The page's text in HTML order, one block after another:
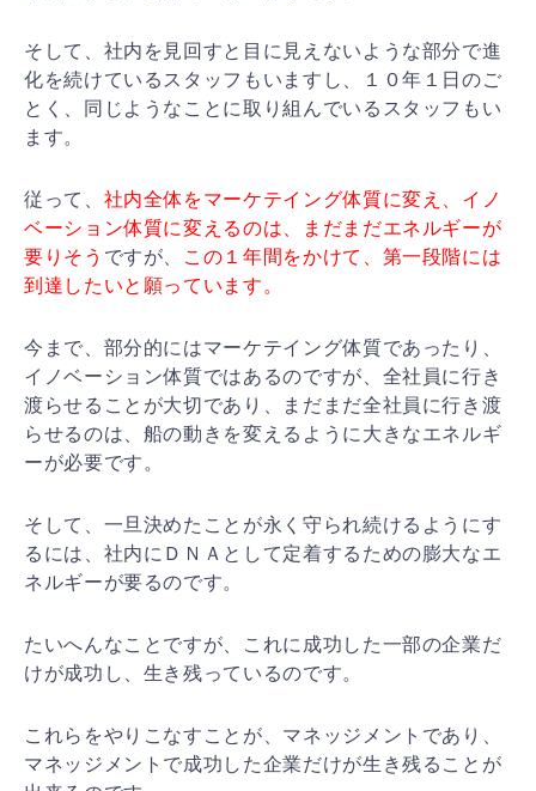
そして、社内を見回すと目に見えないような部分で進
化を続けているスタッフもいますし、１０年１日のご
とく、同じようなことに取り組んでいるスタッフもい
ます。
従って、 社内全体をマーケテイング体質に変え、イノ
ベーション体質に変えるのは、まだまだエネルギーが
要りそう ですが、
この１年間をかけて、第一段階には
到達したいと願っています。
今まで、部分的にはマーケテイング体質であったり、
イノベーション体質ではあるのですが、全社員に行き
渡らせることが大切であり、まだまだ全社員に行き渡
らせるのは、船の動きを変えるように大きなエネルギ
ーが必要です。
そして、一旦決めたことが永く守られ続けるようにす
るには、社内にＤＮＡとして定着するための膨大なエ
ネルギーが要るのです。
たいへんなことですが、これに成功した一部の企業だ
けが成功し、生き残っているのです。
これらをやりこなすことが、マネッジメントであり、
マネッジメントで成功した企業だけが生き残ることが